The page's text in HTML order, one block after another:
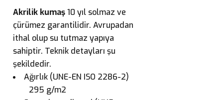
Akrilik kumaş10 yıl solmaz ve
çürümez garantilidir. Avrupadan
ithal olup su tutmaz yapıya
sahiptir. Teknik detayları şu
şekildedir.
Ağırlık (UNE-EN ISO 2286-2)
295 g/m2